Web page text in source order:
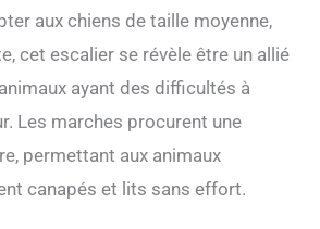
et pratique pour les
de grimper sur les
meubles, mais elle est
boîte de rangement.
Chaque étage est un
rangement séparé qui
aux chiens de taille moyenne,
cet escalier se révèle être un allié
ayant des difficultés à
Les marches procurent une
permettant aux animaux
canapés et lits sans effort.